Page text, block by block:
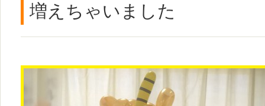
増えちゃいました